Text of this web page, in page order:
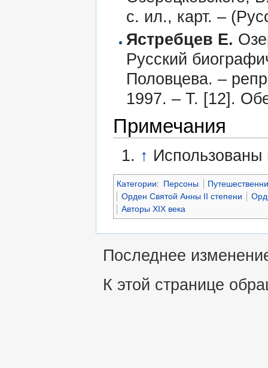
с. ил., карт. –
Ястребцев Е.
Русский
Половцева. –
1997. – Т. [12].
Примечания
↑
Категории: Персоны
Орден Святой Анны II степени
Авторы XIX века
Последнее
К этой странице